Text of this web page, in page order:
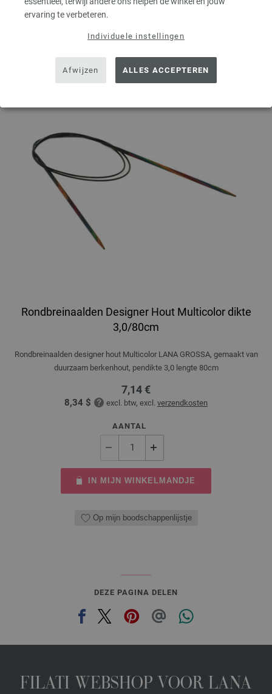
ervaring te verbeteren.
Individuele instellingen
Afwijzen ALLES ACCEPTEREN
Rondbreinaalden Designer Hout Multicolor dikte
3,0/80cm
Rondbreinaalden designer hout Multicolor LANA GROSSA, gemaakt van
duurzaam berkenhout, pendikte 3,0 lengte 80cm
7,14 €
8,34 $ excl. btw, excl. verzendkosten
AANTAL
IN MIJN WINKELMANDJE
Op mijn boodschappenlijstje
DEZE PAGINA DELEN
FILATI WEBSHOP VOOR LANA